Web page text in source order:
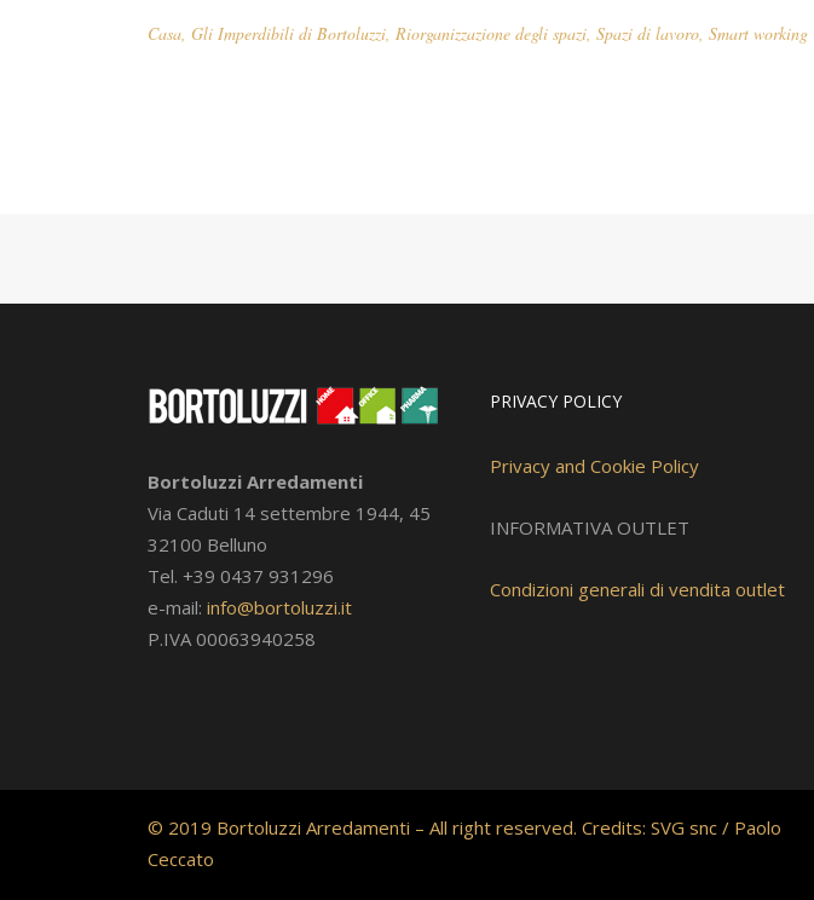
Casa, Gli Imperdibili di Bortoluzzi, Riorganizzazione degli spazi, Spazi di lavoro, Smart working
Bortoluzzi Arredamenti
Via Caduti 14 settembre 1944, 45
32100 Belluno
Tel. +39 0437 931296
e-mail: info@bortoluzzi.it
P.IVA 00063940258
PRIVACY POLICY
Privacy and Cookie Policy
INFORMATIVA OUTLET
Condizioni generali di vendita outlet
© 2019 Bortoluzzi Arredamenti – All right reserved. Credits: SVG snc / Paolo
Ceccato